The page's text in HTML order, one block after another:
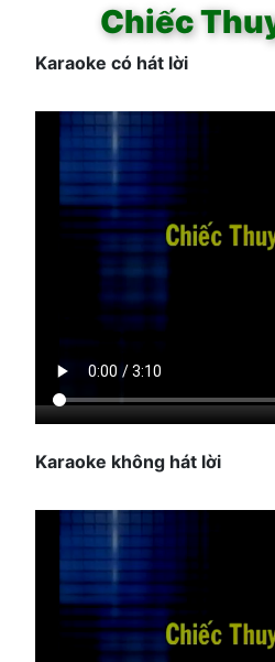
Chiếc
Karaoke có hát lời
Karaoke không hát lời